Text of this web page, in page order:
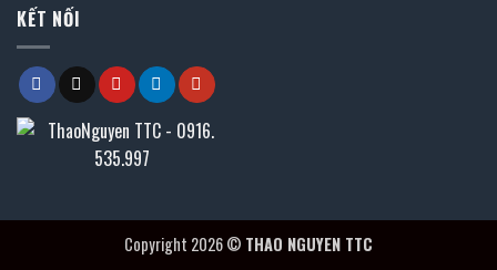
KẾT NỐI
Copyright 2026 © THAO NGUYEN TTC